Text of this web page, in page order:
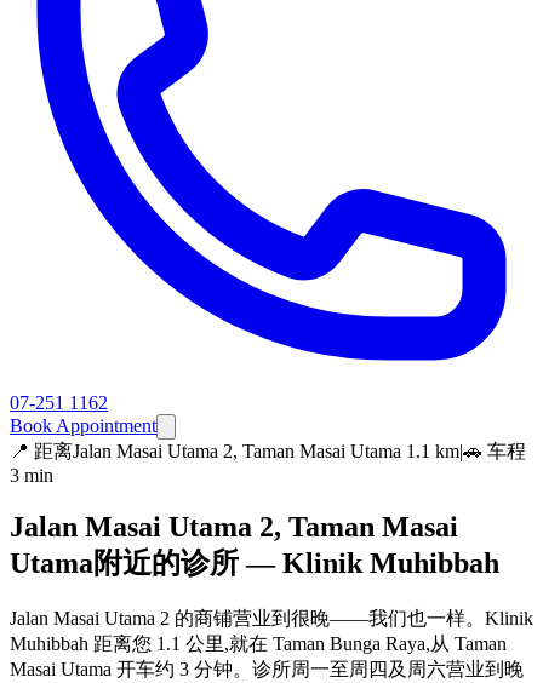
07-251 1162
Book Appointment
📍 距离Jalan Masai Utama 2, Taman Masai Utama 1.1 km|🚗 车程
3 min
Jalan Masai Utama 2, Taman Masai
Utama附近的诊所 — Klinik Muhibbah
Jalan Masai Utama 2 的商铺营业到很晚——我们也一样。Klinik
Muhibbah 距离您 1.1 公里,就在 Taman Bunga Raya,从 Taman
Masai Utama 开车约 3 分钟。诊所周一至周四及周六营业到晚